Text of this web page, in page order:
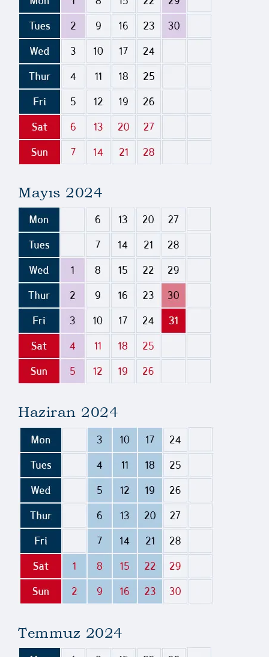
Mayıs 2024
Haziran 2024
Temmuz 2024